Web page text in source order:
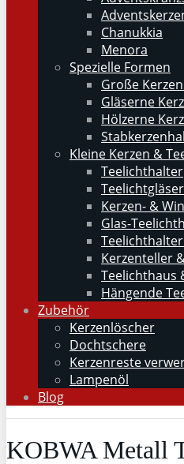
Chanukkia
Menora
Spezielle Formen
Große
Gläserne
Hölzerne
Kleine Kerzen &
Teelichthalter
Teelichtgläser
Kerzen- &
Glas-
Kerzenteller
Teelichthaus
Hängende
Zubehör
Kerzenlöscher
Dochtschere
Kerzenreste
Lampenöl
Blog
KOBWA Metall